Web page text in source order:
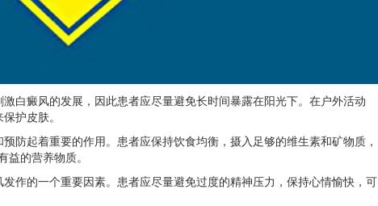
癜风的发展，因此患者应尽量避免长时间暴露在阳光下。在户外活动
护皮肤。
起着重要的作用。患者应保持饮食均衡，摄入足够的维生素和矿物质，
的营养物质。
的一个重要因素。患者应尽量避免过度的精神压力，保持心情愉快，可